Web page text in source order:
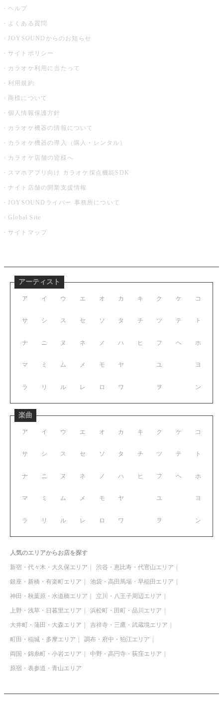
ヘルプ
よくある質問
JOYSOUNDからのお知らせ
サイトポリシー
カラオケ利用に当たって
利用規約
商標について
個人情報保護方針
カラオケ機器の情報について
カラオケ機器の導入（購入・レンタル）
カラオケ店舗の皆様へ
スマホアプリ向け カラオケ採点機能SDK
ナイト店舗の開業支援情報
JOYSOUNDライバー 事務所について
Global Site
サイトマップ
アーティスト
ア イ ウ エ オ
サ シ ス セ ソ
ナ ニ ヌ ネ ノ
マ ミ ム メ モ
ラ リ ル レ ロ
カ キ ク ケ コ
タ チ ツ テ ト
ハ ヒ フ ヘ ホ
ヤ ユ ヨ
ワ ヲ ン
楽曲
ア イ ウ エ オ
サ シ ス セ ソ
ナ ニ ヌ ネ ノ
マ ミ ム メ モ
ラ リ ル レ ロ
カ キ ク ケ コ
タ チ ツ テ ト
ハ ヒ フ ヘ ホ
ヤ ユ ヨ
ワ ヲ ン
人気のエリアからお店を探す
新宿・代々木・大久保エリア 渋谷・恵比寿・代官山エリア
銀座・新橋・有楽町エリア 池袋・高田馬場・早稲田エリア
神田・秋葉原・水道橋エリア 立川・八王子周辺エリア
上野・浅草・日暮里エリア 浜松町・田町・品川エリア
大井町・蒲田・大森エリア 吉祥寺・三鷹・武蔵境エリア
町田・稲城・多摩エリア 調布・府中・狛江エリア
両国・錦糸町・小岩エリア 中野・高円寺・荻窪エリア
原宿・表参道・青山エリア